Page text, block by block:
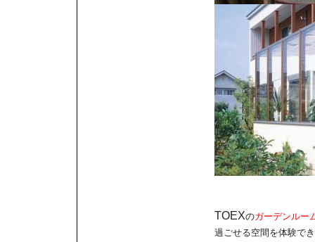
TOEXのガーデンルー
過ごせる空間を体験で